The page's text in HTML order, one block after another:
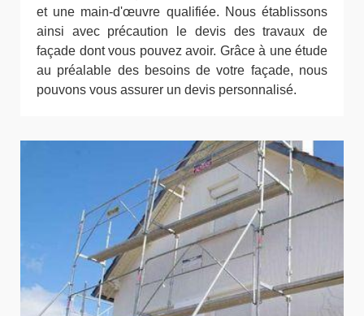
et une main-d'œuvre qualifiée. Nous établissons
ainsi avec précaution le devis des travaux de
façade dont vous pouvez avoir. Grâce à une étude
au préalable des besoins de votre façade, nous
pouvons vous assurer un devis personnalisé.